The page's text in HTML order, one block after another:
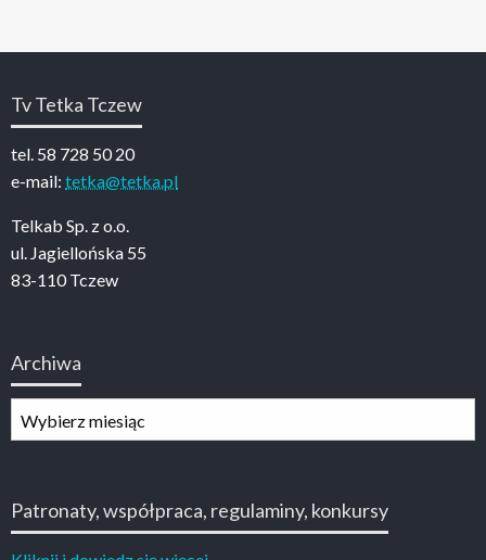
Tv Tetka Tczew
tel. 58 728 50 20
e-mail: tetka@tetka.pl
Telkab Sp. z o.o.
ul. Jagiellońska 55
83-110 Tczew
Archiwa
Patronaty, współpraca, regulaminy, konkursy